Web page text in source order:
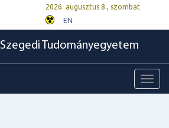
2026. augusztus 8., szombat
EN
Szegedi Tudományegyetem